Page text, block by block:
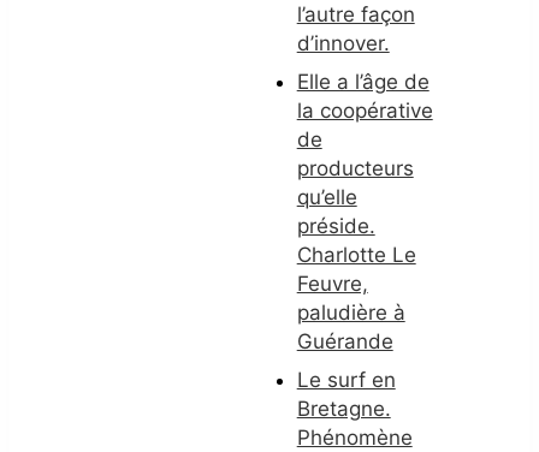
l’autre façon
d’innover.
Elle a l’âge de
la coopérative
de
producteurs
qu’elle
préside.
Charlotte Le
Feuvre,
paludière à
Guérande
Le surf en
Bretagne.
Phénomène